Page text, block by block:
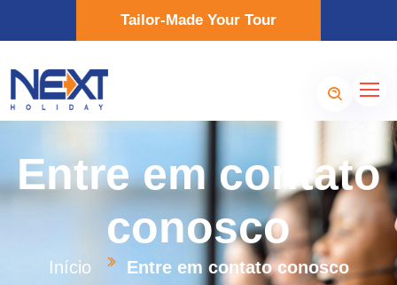
Tailor-Made Your Tour
Entre em contato
conosco
Início Entre em contato conosco